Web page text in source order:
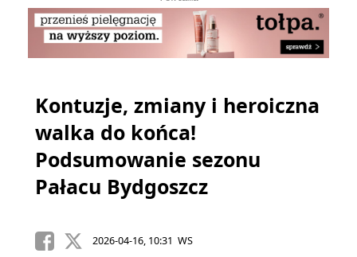
Kontuzje, zmiany i heroiczna
walka do końca!
Podsumowanie sezonu
Pałacu Bydgoszcz
2026-04-16, 10:31 WS